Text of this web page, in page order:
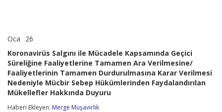
Oca 26
ile
Mücadele
Kapsamında
Geçici
Süreliğine
Faaliyetlerine
Tamamen
Koronavirüs Salgını ile Mücadele Kapsamında Geçici
Süreliğine Faaliyetlerine Tamamen Ara Verilmesine/
Faaliyetlerinin Tamamen Durdurulmasına Karar Verilmesi
Nedeniyle Mücbir Sebep Hükümlerinden Faydalandırılan
Mükellefler Hakkında Duyuru
Haberi Ekleyen: Merge Müşavirlik